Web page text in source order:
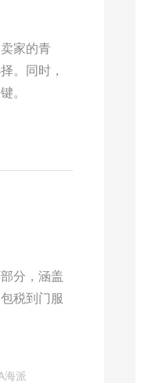
家的青
。同时，
。
分，涵盖
税到门服
海派